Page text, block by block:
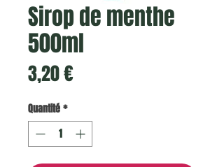
Sirop de menthe
500ml
3,20 €Prix
Quantité*